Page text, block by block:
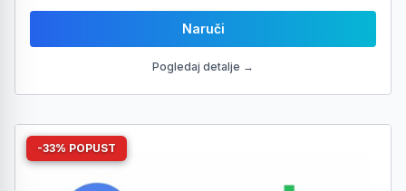
Naruči
Pogledaj detalje →
-33% POPUST